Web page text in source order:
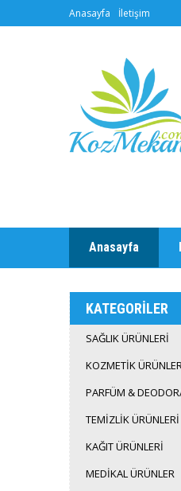
Anasayfa İletişim
Anasayfa
KATEGORİLER
SAĞLIK ÜRÜNLERİ
KOZMETİK
PARFÜM &
TEMİZLİK ÜRÜNLERİ
KAĞIT ÜRÜNLERİ
MEDİKAL ÜRÜNLER